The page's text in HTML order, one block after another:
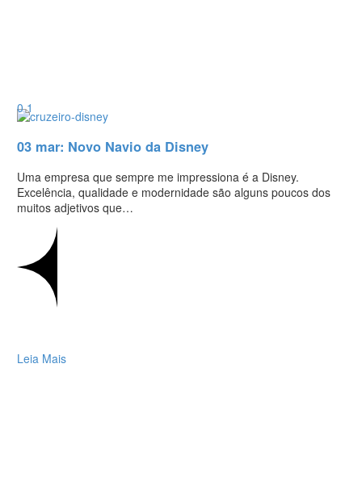
0 1
03 mar: Novo Navio da Disney
Uma empresa que sempre me impressiona é a Disney.
Excelência, qualidade e modernidade são alguns poucos dos
muitos adjetivos que…
Leia Mais